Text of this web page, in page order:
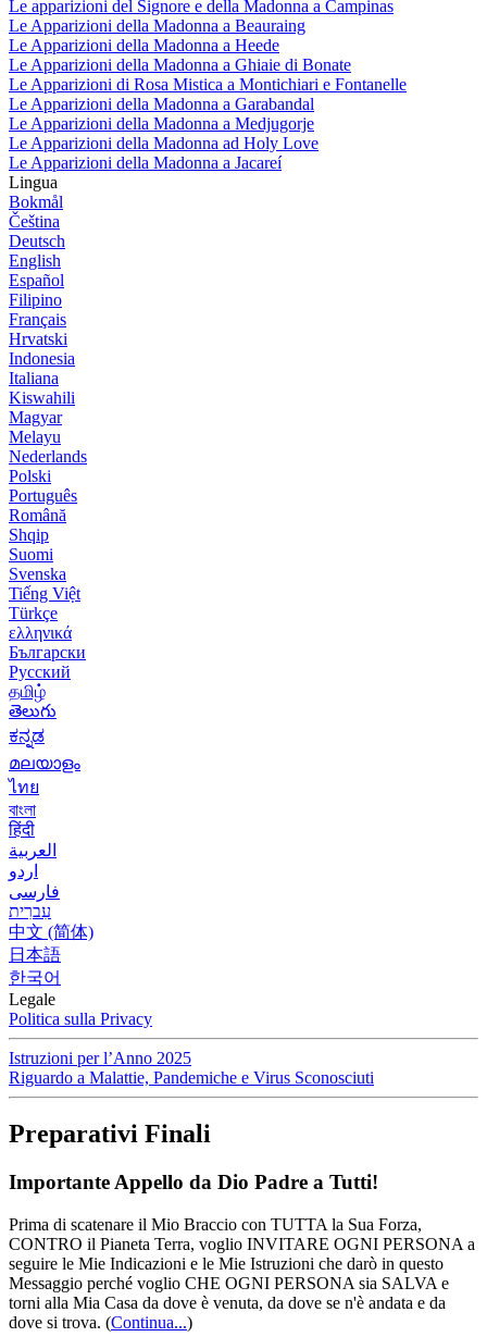
Le apparizioni del Signore e della Madonna a Campinas
Le Apparizioni della Madonna a Beauraing
Le Apparizioni della Madonna a Heede
Le Apparizioni della Madonna a Ghiaie di Bonate
Le Apparizioni di Rosa Mistica a Montichiari e Fontanelle
Le Apparizioni della Madonna a Garabandal
Le Apparizioni della Madonna a Medjugorje
Le Apparizioni della Madonna ad Holy Love
Le Apparizioni della Madonna a Jacareí
Lingua
Bokmål
Čeština
Deutsch
English
Español
Filipino
Français
Hrvatski
Indonesia
Italiana
Kiswahili
Magyar
Melayu
Nederlands
Polski
Português
Română
Shqip
Suomi
Svenska
Tiếng Việt
Türkçe
ελληνικά
Български
Русский
தமிழ்
తెలుగు
ಕನ್ನಡ
മലയാളം
ไทย
বাংলা
हिंदी
العربية
اردو
فارسی
עִברִית
中文 (简体)
日本語
한국어
Legale
Politica sulla Privacy
Istruzioni per l’Anno 2025
Riguardo a Malattie, Pandemiche e Virus Sconosciuti
Preparativi Finali
Importante Appello da Dio Padre a Tutti!
Prima di scatenare il Mio Braccio con TUTTA la Sua Forza,
CONTRO il Pianeta Terra, voglio INVITARE OGNI PERSONA a
seguire le Mie Indicazioni e le Mie Istruzioni che darò in questo
Messaggio perché voglio CHE OGNI PERSONA sia SALVA e
torni alla Mia Casa da dove è venuta, da dove se n'è andata e da
dove si trova. (Continua...)